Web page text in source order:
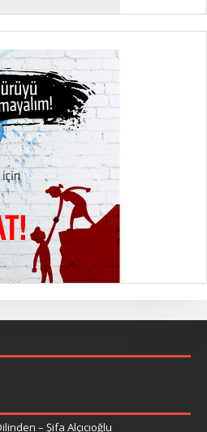
– Şifa Alçıcıoğlu